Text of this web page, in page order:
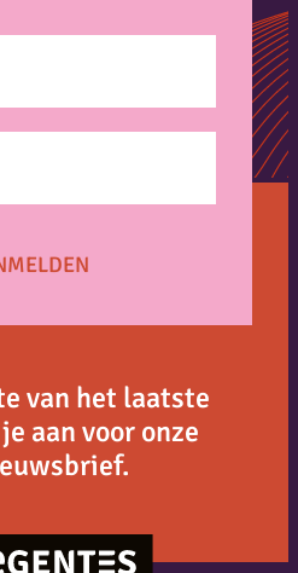
van het laatste
aan voor onze